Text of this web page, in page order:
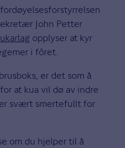
John Petter
opplyser at kyr
i fôret.
er det som å
at kua vil dø av indre
svært smertefullt for
om du hjelper til å